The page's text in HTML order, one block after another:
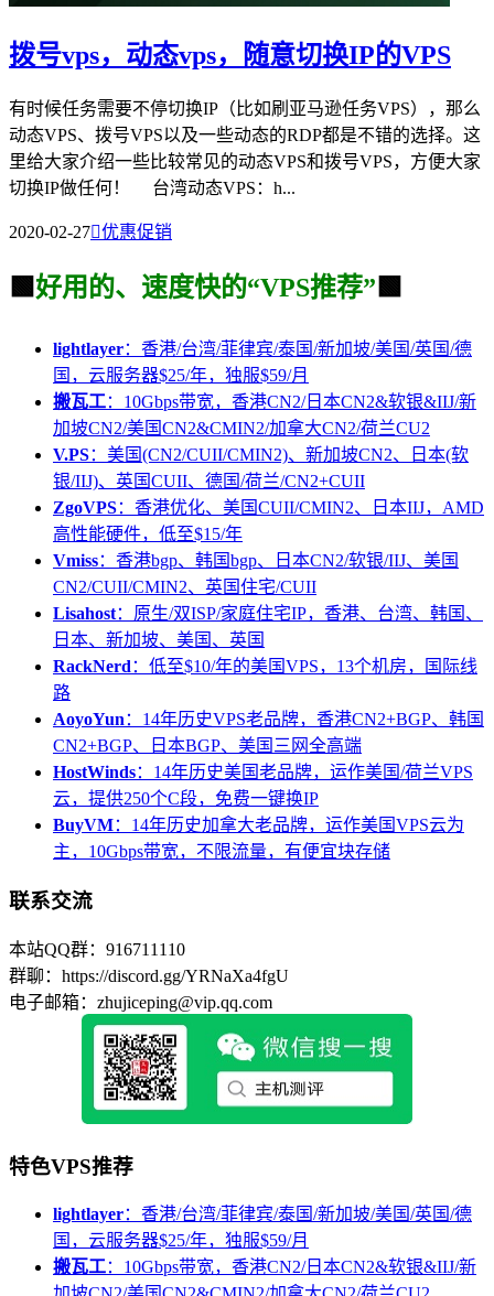
拨号vps，动态vps，随意切换IP的VPS
有时候任务需要不停切换IP（比如刷亚马逊任务VPS），那么
动态VPS、拨号VPS以及一些动态的RDP都是不错的选择。这
里给大家介绍一些比较常见的动态VPS和拨号VPS，方便大家
切换IP做任何！ 台湾动态VPS：h...
2020-02-27优惠促销
🟩 好用的、速度快的“VPS推荐” 🟩
lightlayer：香港/台湾/菲律宾/泰国/新加坡/美国/英国/德
国，云服务器$25/年，独服$59/月
搬瓦工：10Gbps带宽，香港CN2/日本CN2&软银&IIJ/新
加坡CN2/美国CN2&CMIN2/加拿大CN2/荷兰CU2
V.PS：美国(CN2/CUII/CMIN2)、新加坡CN2、日本(软
银/IIJ)、英国CUII、德国/荷兰/CN2+CUII
ZgoVPS：香港优化、美国CUII/CMIN2、日本IIJ，AMD
高性能硬件，低至$15/年
Vmiss：香港bgp、韩国bgp、日本CN2/软银/IIJ、美国
CN2/CUII/CMIN2、英国住宅/CUII
Lisahost：原生/双ISP/家庭住宅IP，香港、台湾、韩国、
日本、新加坡、美国、英国
RackNerd：低至$10/年的美国VPS，13个机房，国际线
路
AoyoYun：14年历史VPS老品牌，香港CN2+BGP、韩国
CN2+BGP、日本BGP、美国三网全高端
HostWinds：14年历史美国老品牌，运作美国/荷兰VPS
云，提供250个C段，免费一键换IP
BuyVM：14年历史加拿大老品牌，运作美国VPS云为
主，10Gbps带宽，不限流量，有便宜块存储
联系交流
本站QQ群：916711110
群聊：https://discord.gg/YRNaXa4fgU
电子邮箱：zhujiceping@vip.qq.com
特色VPS推荐
lightlayer：香港/台湾/菲律宾/泰国/新加坡/美国/英国/德
国，云服务器$25/年，独服$59/月
搬瓦工：10Gbps带宽，香港CN2/日本CN2&软银&IIJ/新